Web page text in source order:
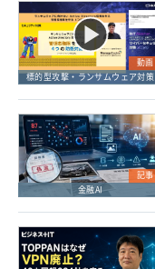
動画
標的型攻撃・ランサムウェア対策
記事
金融AI